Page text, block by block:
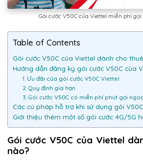
Gói cước V50C của Viettel miễn phí
Table of Contents
Gói cước V50C của Viettel dành cho
Hướng dẫn đăng ký gói cước V50C của
1. Ưu đãi của gói cước V50C Viettel
2. Quy định gia hạn
3. Gói cước V50C có miễn phí phút gọi
Các cú pháp hỗ trợ khi sử dụng gói
Giới thiệu thêm một số gói cước 4G/5G
Gói cước V50C của Viettel
nào?